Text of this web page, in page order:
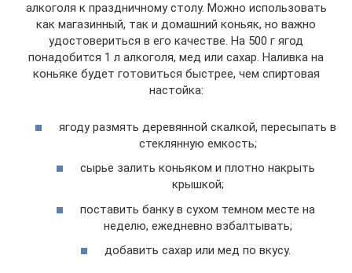
алкоголя к праздничному столу. Можно использовать
как магазинный, так и домашний коньяк, но важно
удостовериться в его качестве. На 500 г ягод
понадобится 1 л алкоголя, мед или сахар. Наливка на
коньяке будет готовиться быстрее, чем спиртовая
настойка:
ягоду размять деревянной скалкой, пересыпать в
стеклянную емкость;
сырье залить коньяком и плотно накрыть
крышкой;
поставить банку в сухом темном месте на
неделю, ежедневно взбалтывать;
добавить сахар или мед по вкусу.